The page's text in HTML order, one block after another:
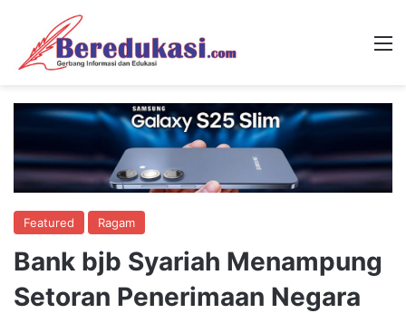
Featured Ragam
Bank bjb Syariah Menampung
Setoran Penerimaan Negara